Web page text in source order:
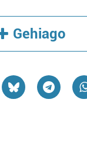
Gehiago